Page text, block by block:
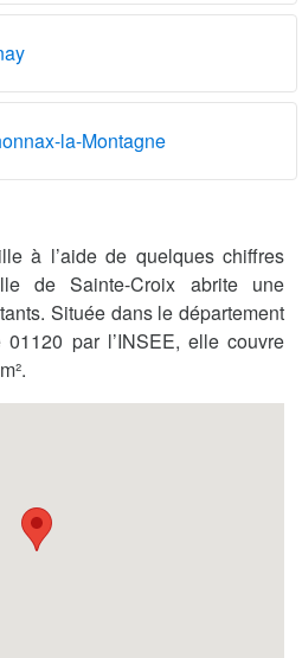
la-Montagne
à l’aide de quelques chiffres
de Sainte-Croix abrite une
Située dans le département
01120 par l’INSEE, elle couvre